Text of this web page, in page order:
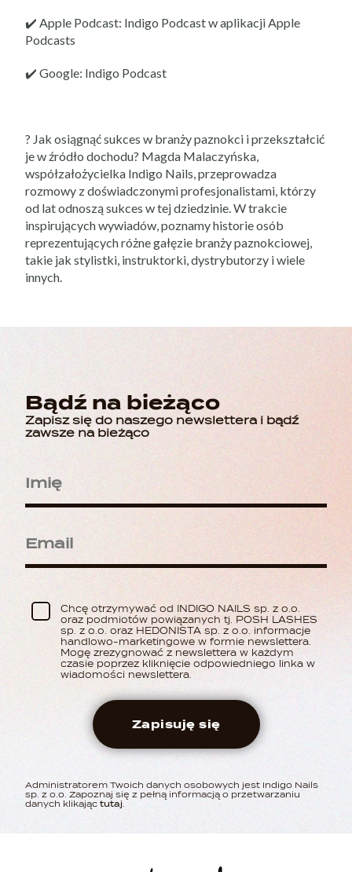
✔️ Apple Podcast: ‎Indigo Podcast w aplikacji Apple
Podcasts
✔️ Google: Indigo Podcast
? Jak osiągnąć sukces w branży paznokci i przekształcić
je w źródło dochodu? Magda Malaczyńska,
współzałożycielka Indigo Nails, przeprowadza
rozmowy z doświadczonymi profesjonalistami, którzy
od lat odnoszą sukces w tej dziedzinie. W trakcie
inspirujących wywiadów, poznamy historie osób
reprezentujących różne gałęzie branży paznokciowej,
takie jak stylistki, instruktorki, dystrybutorzy i wiele
innych.
Bądź na bieżąco
Zapisz się do naszego newslettera i bądź
zawsze na bieżąco
Chcę otrzymywać od INDIGO NAILS sp. z o.o.
oraz podmiotów powiązanych tj. POSH LASHES
sp. z o.o. oraz HEDONISTA sp. z o.o. informacje
handlowo-marketingowe w formie newslettera.
Mogę zrezygnować z newslettera w każdym
czasie poprzez kliknięcie odpowiedniego linka w
wiadomości newslettera.
Zapisuję się
Administratorem Twoich danych osobowych jest Indigo Nails
sp. z o.o. Zapoznaj się z pełną informacją o przetwarzaniu
danych klikając tutaj